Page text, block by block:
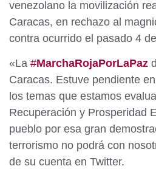
venezolano la movilización
Caracas, en rechazo al
contra ocurrido el pasado 4
«La #MarchaRojaPorLaPaz
Caracas. Estuve pendiente
los temas que estamos
Recuperación y Prosperidad
pueblo por esa gran
terrorismo no podrá con
de su cuenta en Twitter.